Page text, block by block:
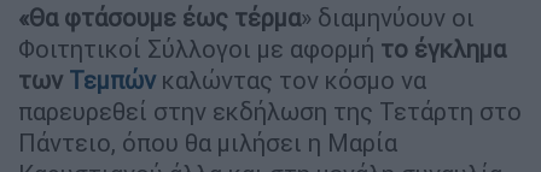
«Θα φτάσουμε έως τέρμα» διαμηνύουν οι
Φοιτητικοί Σύλλογοι με αφορμή το έγκλημα
των Τεμπώνκαλώντας τον κόσμο να
παρευρεθεί στην εκδήλωση της Τετάρτη στο
Πάντειο, όπου θα μιλήσει η Μαρία